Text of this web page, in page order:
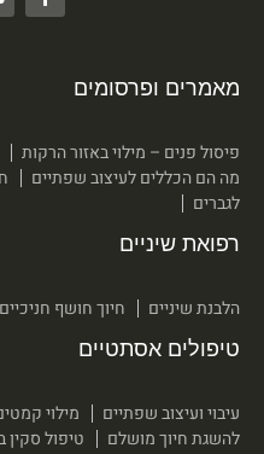
טיפולים אסתטיים
עיבוי ועיצוב שפתיים מילוי
להשגת חיוך מושלם
טיפול סקין
רפואת שיניים
הלבנת שיניים חיוך חושף חניכיים
מאמרים ופרסומים
פיסול פנים – מילוי באזור הרקות
מה הם הכללים לעיצוב שפתיים
לגברים